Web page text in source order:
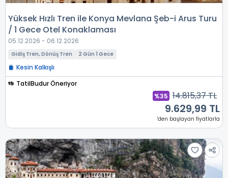
Yüksek Hızlı Tren ile Konya Mevlana Şeb-i Arus Turu
/ 1 Gece Otel Konaklaması
05.12.2026 - 06.12.2026
Gidiş Tren, Dönüş Tren 2 Gün 1 Gece
Kesin Kalkışlı
TatilBudur Öneriyor
%35 14.815,37 TL
9.629,99 TL
'den başlayan fiyatlarla